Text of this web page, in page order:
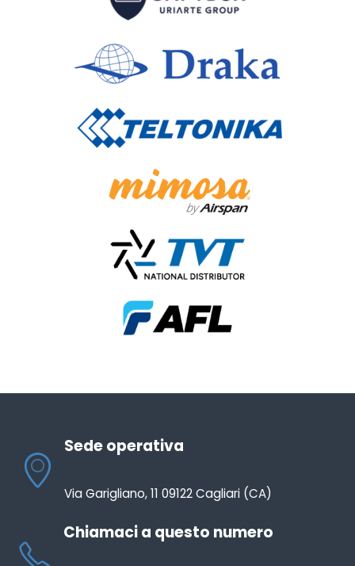
Sede operativa
Via Garigliano, 11 09122 Cagliari (CA)
Chiamaci a questo numero